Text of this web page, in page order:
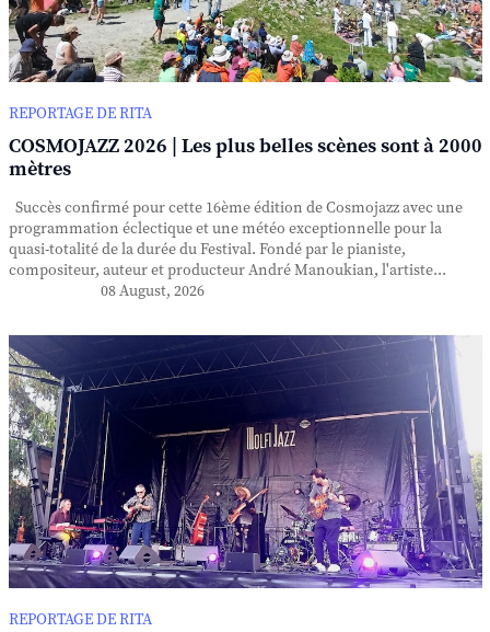
REPORTAGE DE RITA
COSMOJAZZ 2026 | Les plus belles scènes sont à 2000
mètres
Succès confirmé pour cette 16ème édition de Cosmojazz avec une
programmation éclectique et une météo exceptionnelle pour la
quasi-totalité de la durée du Festival. Fondé par le pianiste,
compositeur, auteur et producteur André Manoukian, l'artiste...
08 August, 2026
REPORTAGE DE RITA